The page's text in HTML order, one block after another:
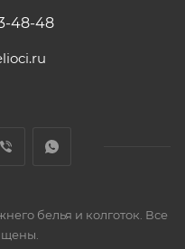
48-48
белья и колготок. Все